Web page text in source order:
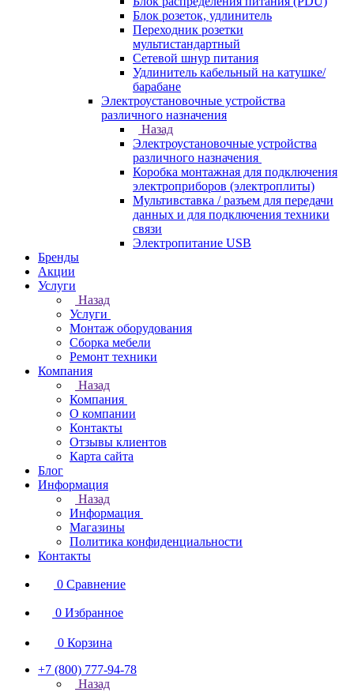
Блок розеток, удлинитель
Переходник розетки
мультистандартный
Сетевой шнур питания
Удлинитель кабельный на катушке/
барабане
Электроустановочные устройства
различного назначения
Назад
Электроустановочные устройства
различного назначения
Коробка монтажная для подключения
электроприборов (электроплиты)
Мультивставка / разъем для передачи
данных и для подключения техники
связи
Электропитание USB
Бренды
Акции
Услуги
Назад
Услуги
Монтаж оборудования
Сборка мебели
Ремонт техники
Компания
Назад
Компания
О компании
Контакты
Отзывы клиентов
Карта сайта
Блог
Информация
Назад
Информация
Магазины
Политика конфиденциальности
Контакты
0 Сравнение
0 Избранное
0 Корзина
+7 (800) 777-94-78
Назад